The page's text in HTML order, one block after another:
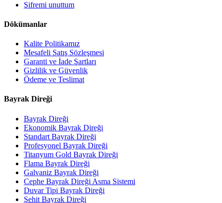
Şifremi unuttum
Dökümanlar
Kalite Politikamız
Mesafeli Satış Sözleşmesi
Garanti ve İade Şartları
Gizlilik ve Güvenlik
Ödeme ve Teslimat
Bayrak Direği
Bayrak Direği
Ekonomik Bayrak Direği
Standart Bayrak Direği
Profesyonel Bayrak Direği
Titanyum Gold Bayrak Direği
Flama Bayrak Direği
Galvaniz Bayrak Direği
Cephe Bayrak Direği Asma Sistemi
Duvar Tipi Bayrak Direği
Şehit Bayrak Direği